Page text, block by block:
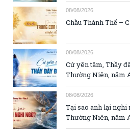
08/08/2026
Chầu Thánh Thể –
08/08/2026
Cứ yên tâm, Thầy
Thường Niên, năm
08/08/2026
Tại sao anh lại nghi
Thường Niên, năm